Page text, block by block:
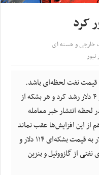
خارجی و هسته ای
قیمت نفت لحظه‌ای باشد.
قیمت نفت برنت تنها در روز جاری بیش از ۴ دلار رشد کرد و هر بشکه از
قیمت ۱۱۷ دلار و ۸ سنت در لحظه انتشار خبر معامله
این افزایش‌ها عقب نماند
و هر بشکه از این نوع نفت با رشد ۳.۸۶ دلار به قیمت بشکه‌ای ۱۱۴ دلار و
از گازووئیل و بنزین